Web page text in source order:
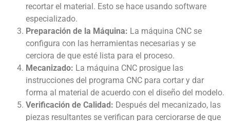
recortar el material. Esto se hace usando software
especializado.
Preparación de la Máquina: La máquina CNC se
configura con las herramientas necesarias y se
cerciora de que esté lista para el proceso.
Mecanizado: La máquina CNC prosigue las
instrucciones del programa CNC para cortar y dar
forma al material de acuerdo con el diseño del modelo.
Verificación de Calidad: Después del mecanizado, las
piezas resultantes se verifican para cerciorarse de que